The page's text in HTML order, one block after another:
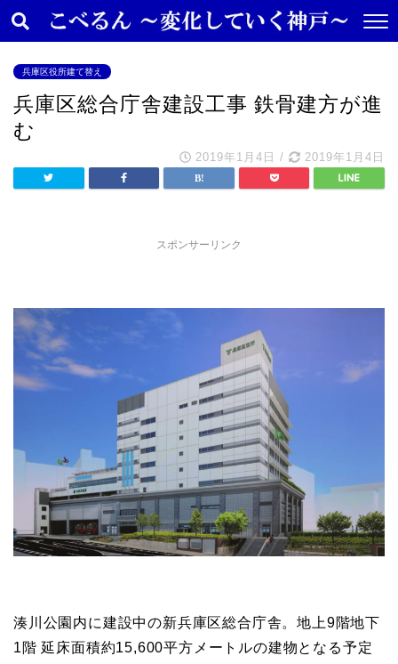
兵庫区役所建て替え
兵庫区総合庁舎建設工事 鉄骨建方が進
む
2019年1月4日 / 2019年1月4日
スポンサーリンク
湊川公園内に建設中の新兵庫区総合庁舎。地上9階地下
1階 延床面積約15,600平方メートルの建物となる予定